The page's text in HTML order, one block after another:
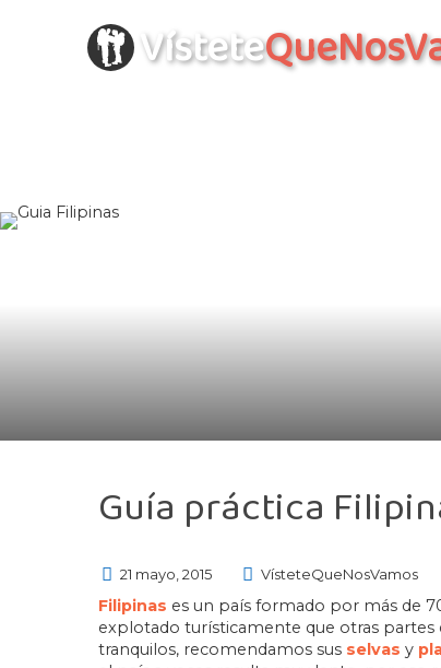
Vístete
Guía práctica
21 mayo, 2015 VísteteQueNosVamos
Filipinas es un país formado por más de
explotado turísticamente que otras partes
tranquilos, recomendamos sus selvas y